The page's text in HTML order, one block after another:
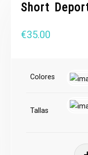
Short
€35.00
Colores
Tallas